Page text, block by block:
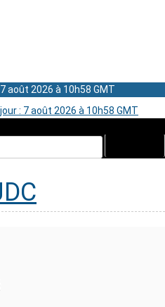
: 7 août 2026 à 10h58 GMT
août 2026 à 10h58 GMT